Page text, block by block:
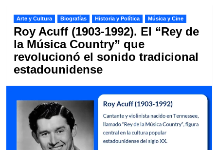
Arte y Cultura Biografías Historia y Política Música y Cine
Roy Acuff (1903-1992). El “Rey de
la Música Country” que
revolucionó el sonido tradicional
estadounidense